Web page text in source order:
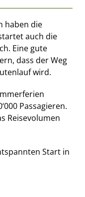
haben die
auch die
Eine gute
dass der Weg
wird.
Passagieren.
Reisevolumen
Start in